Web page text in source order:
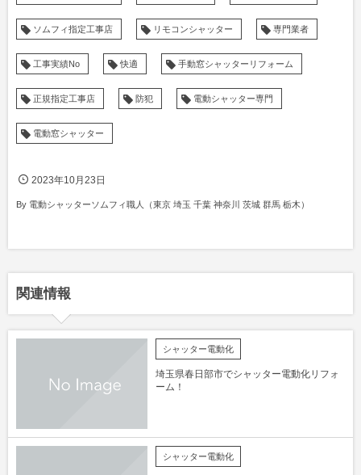
ソムフィ指定工事店 リモコンシャッター 専門業者
工事実績No 快適 手動窓シャッターリフォーム
正規指定工事店 防犯 電動シャッター専門
電動窓シャッター
2023年10月23日
By 電動シャッターソムフィ職人（東京 埼玉 千葉 神奈川 茨城 群馬 栃木）
関連情報
シャッター電動化
埼玉県春日部市でシャッター電動化リフォ
ーム！
シャッター電動化